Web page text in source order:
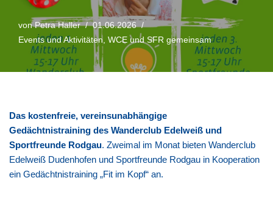
vonPetra Haller
01.06.2026
Events und Aktivitäten, WCE und SFR gemeinsam
Das kostenfreie, vereinsunabhängige
Gedächtnistraining des Wanderclub Edelweiß und
Sportfreunde Rodgau. Zweimal im Monat bieten Wanderclub
Edelweiß Dudenhofen und Sportfreunde Rodgau in Kooperation
ein Gedächtnistraining „Fit im Kopf“ an.